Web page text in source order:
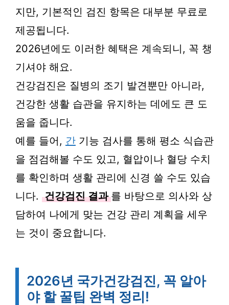
지만, 기본적인 검진 항목은 대부분 무료로
제공됩니다.
2026년에도 이러한 혜택은 계속되니, 꼭 챙
기셔야 해요.
건강검진은 질병의 조기 발견뿐만 아니라,
건강한 생활 습관을 유지하는 데에도 큰 도
움을 줍니다.
예를 들어, 간 기능 검사를 통해 평소 식습관
을 점검해볼 수도 있고, 혈압이나 혈당 수치
를 확인하며 생활 관리에 신경 쓸 수도 있습
니다. 건강검진 결과 를 바탕으로 의사와 상
담하여 나에게 맞는 건강 관리 계획을 세우
는 것이 중요합니다.
2026년 국가건강검진, 꼭 알아
야 할 꿀팁 완벽 정리!